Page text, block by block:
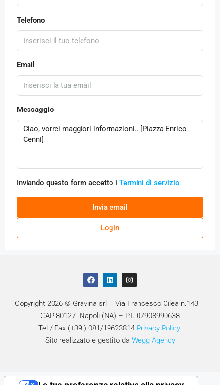
Telefono
Email
Messaggio
Inviando questo form accetto i Termini di servizio
Invia email
Login
Copyright 2026 © Gravina srl – Via Francesco Cilea n.143 –
CAP 80127- Napoli (NA) – P.I. 07908990638
Tel / Fax (+39 ) 081/19623814 Privacy Policy
Sito realizzato e gestito da Wegg Agency